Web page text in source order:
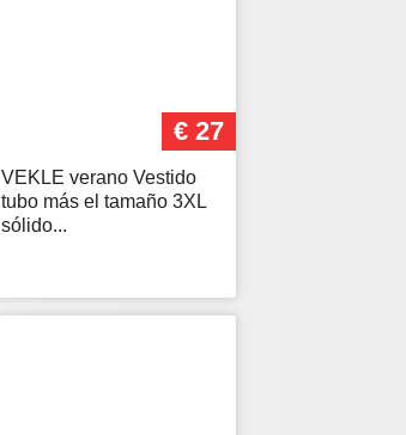
€ 27
VEKLE verano Vestido
tubo más el tamaño 3XL
sólido...